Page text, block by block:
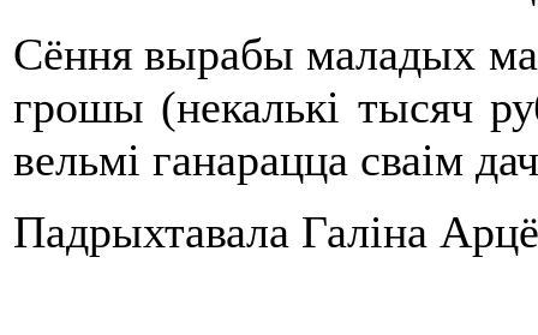
Сёння вырабы маладых
грошы (некалькi тысяч
вельмi ганарацца сваiм
Падрыхтавала Галіна